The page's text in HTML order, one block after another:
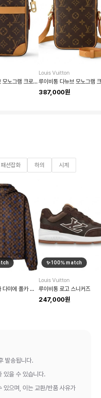
루이비통 다뉴브 모노그램 크로스백
Louis Vuitton
387,000원
패션잡화 하의 시계
루이비통 쿠사마 다미에 폴카 도트 후드 자켓
✨100% match
Louis Vuitton
루이비통 로고 스니커즈
247,000원
발송됩니다.
있을 수 있습니다.
있으며, 이는 교환/반품 사유가